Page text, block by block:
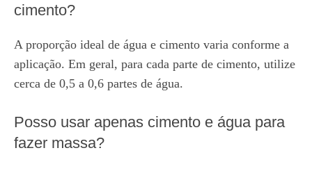
cimento?
A proporção ideal de água e cimento varia conforme a
aplicação. Em geral, para cada parte de cimento, utilize
cerca de 0,5 a 0,6 partes de água.
Posso usar apenas cimento e água para
fazer massa?